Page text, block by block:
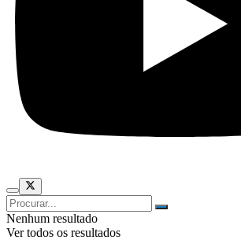
Nenhum resultado
Ver todos os resultados